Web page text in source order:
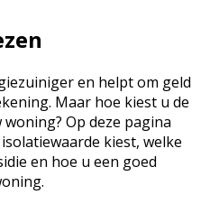
en helpt om geld
Maar hoe kiest u de
Op deze pagina
kiest, welke
en hoe u een goed